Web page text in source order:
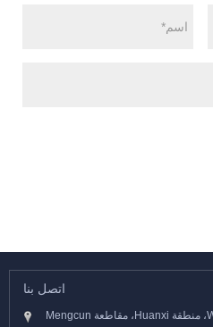
اتصل بنا
عنوان: الجانب الجنوبي من طريق Weiyi، منطقة Huanxi، مقاطعة Mengcun